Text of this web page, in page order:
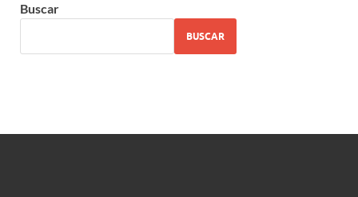
Buscar
BUSCAR